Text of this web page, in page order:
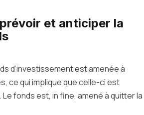
et anticiper la
d’investissement est amenée à
ce qui implique que celle-ci est
fonds est, in fine, amené à quitter la